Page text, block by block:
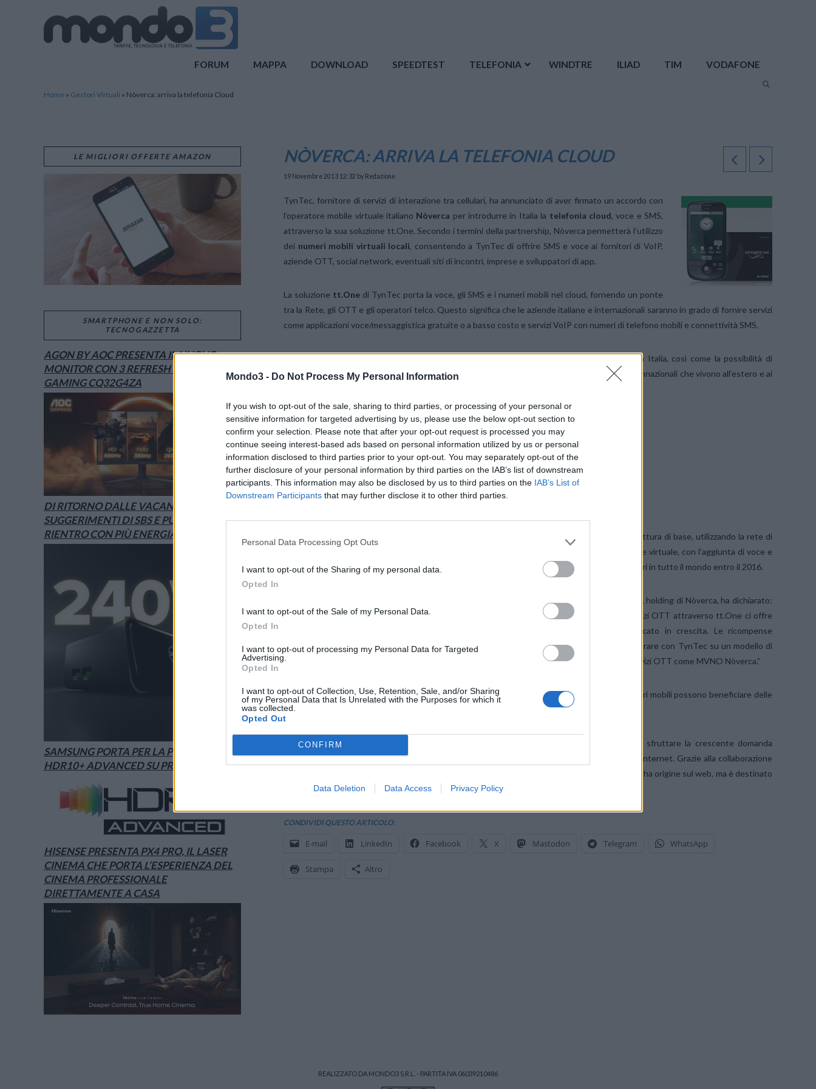
Mondo3 - Do Not Process My Personal Information
If you wish to opt-out of the sale, sharing to third parties, or processing of your personal or
sensitive information for targeted advertising by us, please use the below opt-out section to
confirm your selection. Please note that after your opt-out request is processed you may
continue seeing interest-based ads based on personal information utilized by us or personal
information disclosed to third parties prior to your opt-out. You may separately opt-out of the
further disclosure of your personal information by third parties on the IAB’s list of downstream
participants. This information may also be disclosed by us to third parties on the IAB’s List of
Downstream Participants that may further disclose it to other third parties.
Personal Data Processing Opt Outs
I want to opt-out of the Sharing of my personal data.
Opted In
I want to opt-out of the Sale of my Personal Data.
Opted In
I want to opt-out of processing my Personal Data for Targeted
Advertising.
Opted In
I want to opt-out of Collection, Use, Retention, Sale, and/or Sharing
of my Personal Data that Is Unrelated with the Purposes for which it
was collected.
Opted Out
CONFIRM
Data Deletion Data Access Privacy Policy
FORUM MAPPA DOWNLOAD SPEEDTEST TELEFONIA WINDTRE ILIAD TIM VODAFONE
Home » Gestori Virtuali » Nòverca: arriva la telefonia Cloud
NÒVERCA: ARRIVA LA TELEFONIA CLOUD
19 Novembre 2013 12:32 by Redazione
TynTec, fornitore di servizi di interazione tra cellulari, ha annunciato di aver firmato un accordo con
l’operatore mobile virtuale italiano Nòverca per introdurre in Italia la telefonia cloud, voce e SMS,
attraverso la sua soluzione tt.One. Secondo i termini della partnership, Nòverca permetterà l’utilizzo
dei numeri mobili virtuali locali, consentendo a TynTec di offrire SMS e voce ai fornitori di VoIP,
aziende OTT, social network, eventuali siti di incontri, imprese e sviluppatori di app.
La soluzione tt.Onedi TynTec porta la voce, gli SMS e i numeri mobili nel cloud, fornendo un ponte
tra la Rete, gli OTT e gli operatori telco. Questo significa che le aziende italiane e internazionali saranno in grado di fornire servizi
come applicazioni voce/messaggistica gratuite o a basso costo e servizi VoIP con numeri di telefono mobili e connettività SMS.
Tali servizi potrebbero raggiungere i 96 milioni di sottoscrittori di utenza mobile presenti in Italia, così come la possibilità di
attivare numeri di telefono mobili italiani per persone di tutto il mondo: ciò consentirebbe ai connazionali che vivono all’estero e ai
in Italia, ovvero l’unico operatore a gestire una propria infrastruttura di base, utilizzando la rete di
accesso radio TIM, con oltre 200.000 abbonati. La partnership con TynTec fornirà all’operatore virtuale, con l’aggiunta di voce e
SMS, ricavi da traffico OTT che secondo Mobile Squared avranno un valore di 8,4 miliardi di dollari in tutto il mondo entro il 2016.
Claudio Carnevale, amministratore delegato di Acotel Group, holding di Nòverca, ha dichiarato:
“Essere il primo e unico punto di accesso italiano per i servizi OTT attraverso tt.One ci offre
un’innovativa opportunità di capitalizzare su questo mercato in crescita. Le ricompense
finanziarie di tali servizi sono a volte poco chiare, invece lavorare con TynTec su un modello di
revenue share tangibile rappresenta un passo naturale e un modo semplice per affrontare i servizi OTT come MVNO Nòverca.”
Il CEO di TynTec, Jochen Dose, ha affermato: “Questa partnership dimostra come gli operatori mobili possono beneficiare delle
opportunità di reddito aggiuntive disponibili sul mercato OTT.
Gli operatori MVNO con accesso alla rete mobile principale possono utilizzare tt.One per sfruttare la crescente domanda
dell’utenza per i servizi OTT come la telefonia VoIP e le altre comunicazioni mobili basate su Internet. Grazie alla collaborazione
con TynTec, Nòverca ha ora la possibilità di ottenere ricavi dal volume crescente di traffico che ha origine sul web, ma è destinato
ai dispositivi mobili”.
CONDIVIDI QUESTO ARTICOLO:
E-mail LinkedIn Facebook X Mastodon Telegram WhatsApp
Stampa Altro
LE MIGLIORI OFFERTE AMAZON
SMARTPHONE E NON SOLO:
TECNOGAZZETTA
AGON BY AOC PRESENTA IL NUOVO
MONITOR CON 3 REFRESH RATE: ECCO IL
GAMING CQ32G4ZA
DI RITORNO DALLE VACANZE? I
SUGGERIMENTI DI SBS E PURO PER UN
RIENTRO CON PIÙ ENERGIA
SAMSUNG PORTA PER LA PRIMA VOLTA
HDR10+ ADVANCED SU PRIME VIDEO
HISENSE PRESENTA PX4 PRO, IL LASER
CINEMA CHE PORTA L’ESPERIENZA DEL
CINEMA PROFESSIONALE
DIRETTAMENTE A CASA
REALIZZATO DA MONDO3 S.R.L. - PARTITA IVA 06039210486